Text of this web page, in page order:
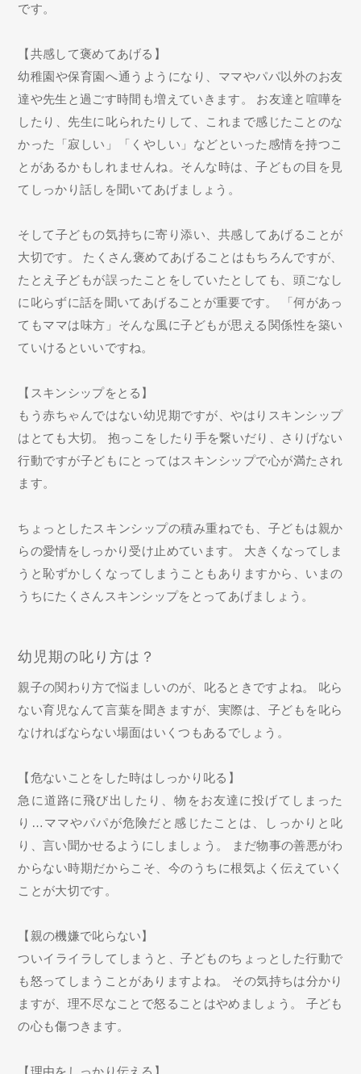
です。
【共感して褒めてあげる】
幼稚園や保育園へ通うようになり、ママやパパ以外のお友
達や先生と過ごす時間も増えていきます。 お友達と喧嘩を
したり、先生に叱られたりして、これまで感じたことのな
かった「寂しい」「くやしい」などといった感情を持つこ
とがあるかもしれませんね。そんな時は、子どもの目を見
てしっかり話しを聞いてあげましょう。
そして子どもの気持ちに寄り添い、共感してあげることが
大切です。 たくさん褒めてあげることはもちろんですが、
たとえ子どもが誤ったことをしていたとしても、頭ごなし
に叱らずに話を聞いてあげることが重要です。 「何があっ
てもママは味方」そんな風に子どもが思える関係性を築い
ていけるといいですね。
【スキンシップをとる】
もう赤ちゃんではない幼児期ですが、やはりスキンシップ
はとても大切。 抱っこをしたり手を繋いだり、さりげない
行動ですが子どもにとってはスキンシップで心が満たされ
ます。
ちょっとしたスキンシップの積み重ねでも、子どもは親か
らの愛情をしっかり受け止めています。 大きくなってしま
うと恥ずかしくなってしまうこともありますから、いまの
うちにたくさんスキンシップをとってあげましょう。
幼児期の叱り方は？
親子の関わり方で悩ましいのが、叱るときですよね。 叱ら
ない育児なんて言葉を聞きますが、実際は、子どもを叱ら
なければならない場面はいくつもあるでしょう。
【危ないことをした時はしっかり叱る】
急に道路に飛び出したり、物をお友達に投げてしまった
り…ママやパパが危険だと感じたことは、しっかりと叱
り、言い聞かせるようにしましょう。 まだ物事の善悪がわ
からない時期だからこそ、今のうちに根気よく伝えていく
ことが大切です。
【親の機嫌で叱らない】
ついイライラしてしまうと、子どものちょっとした行動で
も怒ってしまうことがありますよね。 その気持ちは分かり
ますが、理不尽なことで怒ることはやめましょう。 子ども
の心も傷つきます。
【理由をしっかり伝える】